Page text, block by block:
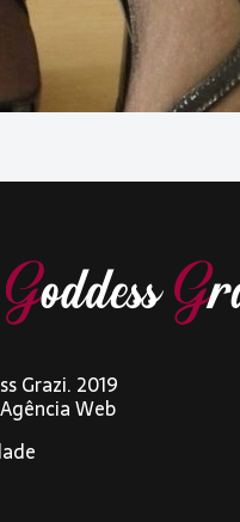
Grazi. 2019
Web